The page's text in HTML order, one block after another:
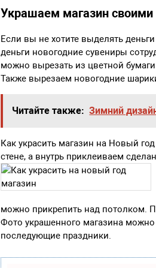
Украшаем магазин своими
Если вы не хотите выделять
деньги новогодние сувениры
можно вырезать из цветной
Также вырезаем новогодние
Читайте также: Зимний
Как украсить магазин на Новый
стене, а внутрь приклеиваем
можно прикрепить над потолком.
Фото украшенного магазина
последующие праздники.